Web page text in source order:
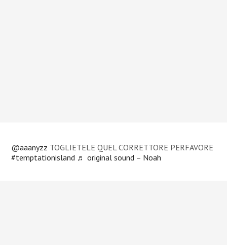
@aaanyzz TOGLIETELE QUEL CORRETTORE PERFAVORE
#temptationisland ♬ original sound – Noah